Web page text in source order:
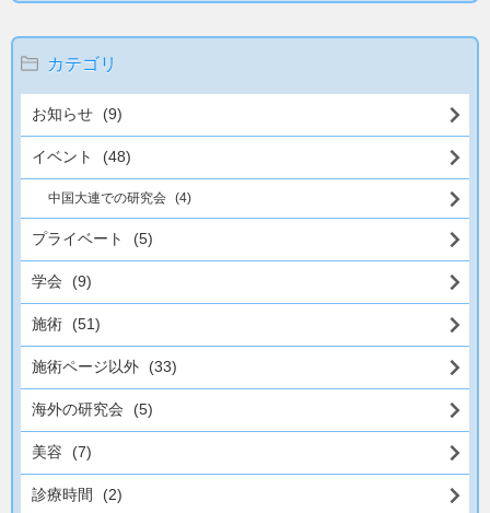
カテゴリ
お知らせ (9)
イベント (48)
中国大連での研究会 (4)
プライベート (5)
学会 (9)
施術 (51)
施術ページ以外 (33)
海外の研究会 (5)
美容 (7)
診療時間 (2)